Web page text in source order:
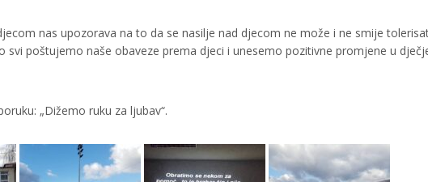
nas upozorava na to da se nasilje nad djecom ne može i ne smije
svi poštujemo naše obaveze prema djeci i unesemo pozitivne promjene u
„Dižemo ruku za ljubav“.